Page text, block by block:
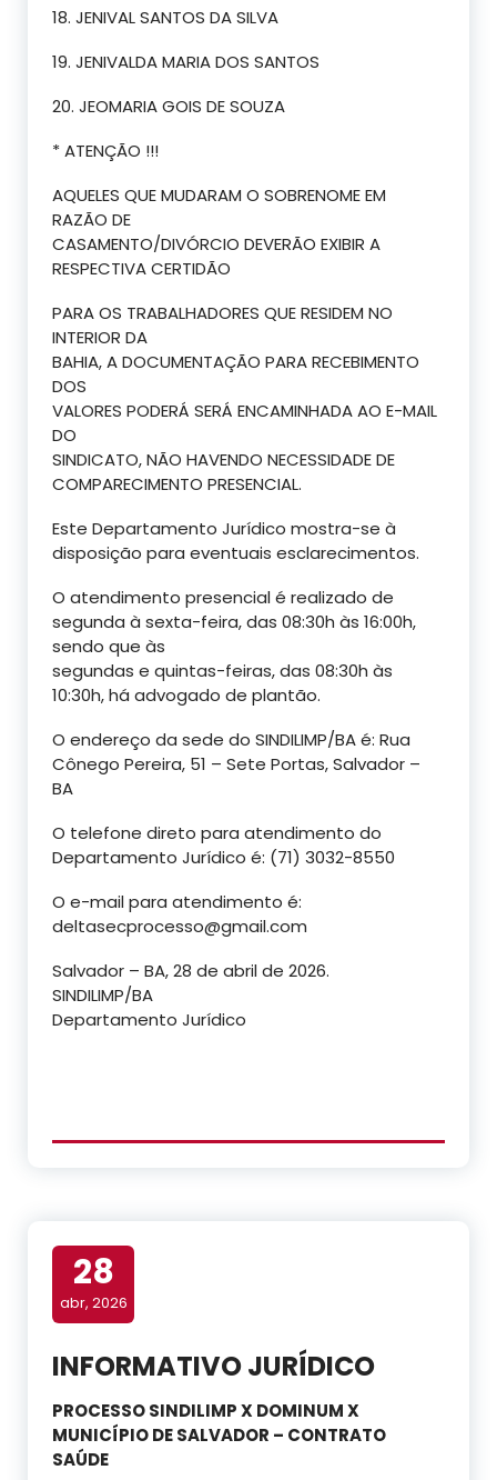
18. JENIVAL SANTOS DA SILVA
19. JENIVALDA MARIA DOS SANTOS
20. JEOMARIA GOIS DE SOUZA
* ATENÇÃO !!!
AQUELES QUE MUDARAM O SOBRENOME EM
RAZÃO DE
CASAMENTO/DIVÓRCIO DEVERÃO EXIBIR A
RESPECTIVA CERTIDÃO
PARA OS TRABALHADORES QUE RESIDEM NO
INTERIOR DA
BAHIA, A DOCUMENTAÇÃO PARA RECEBIMENTO
DOS
VALORES PODERÁ SERÁ ENCAMINHADA AO E-MAIL
DO
SINDICATO, NÃO HAVENDO NECESSIDADE DE
COMPARECIMENTO PRESENCIAL.
Este Departamento Jurídico mostra-se à
disposição para eventuais esclarecimentos.
O atendimento presencial é realizado de
segunda à sexta-feira, das 08:30h às 16:00h,
sendo que às
segundas e quintas-feiras, das 08:30h às
10:30h, há advogado de plantão.
O endereço da sede do SINDILIMP/BA é: Rua
Cônego Pereira, 51 – Sete Portas, Salvador –
BA
O telefone direto para atendimento do
Departamento Jurídico é: (71) 3032-8550
O e-mail para atendimento é:
deltasecprocesso@gmail.com
Salvador – BA, 28 de abril de 2026.
SINDILIMP/BA
Departamento Jurídico
28
abr, 2026
INFORMATIVO JURÍDICO
PROCESSO SINDILIMP X DOMINUM X
MUNICÍPIO DE SALVADOR – CONTRATO
SAÚDE